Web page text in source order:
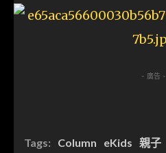
- 廣告 -
Tags: Column eKids 親子